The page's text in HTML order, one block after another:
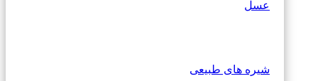
عسل
شیره های طبیعی